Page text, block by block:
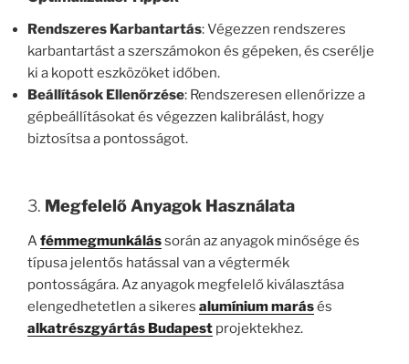
Rendszeres Karbantartás: Végezzen rendszeres
karbantartást a szerszámokon és gépeken, és cserélje
ki a kopott eszközöket időben.
Beállítások Ellenőrzése: Rendszeresen ellenőrizze a
gépbeállításokat és végezzen kalibrálást, hogy
biztosítsa a pontosságot.
3. Megfelelő Anyagok Használata
Afémmegmunkálássorán az anyagok minősége és
típusa jelentős hatással van a végtermék
pontosságára. Az anyagok megfelelő kiválasztása
elengedhetetlen a sikeres alumínium marásés
alkatrészgyártás Budapest projektekhez.